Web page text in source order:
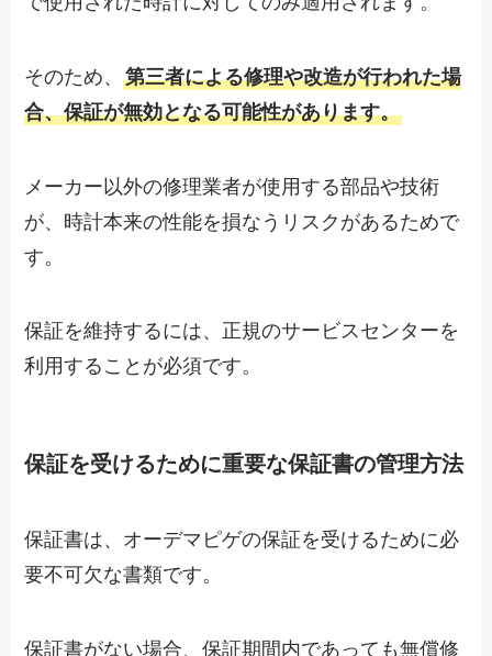
そのため、第三者による修理や改造が行われた場
合、保証が無効となる可能性があります。
メーカー以外の修理業者が使用する部品や技術
が、時計本来の性能を損なうリスクがあるためで
す。
保証を維持するには、正規のサービスセンターを
利用することが必須です。
保証を受けるために重要な保証書の管理方法
保証書は、オーデマピゲの保証を受けるために必
要不可欠な書類です。
保証書がない場合、保証期間内であっても無償修